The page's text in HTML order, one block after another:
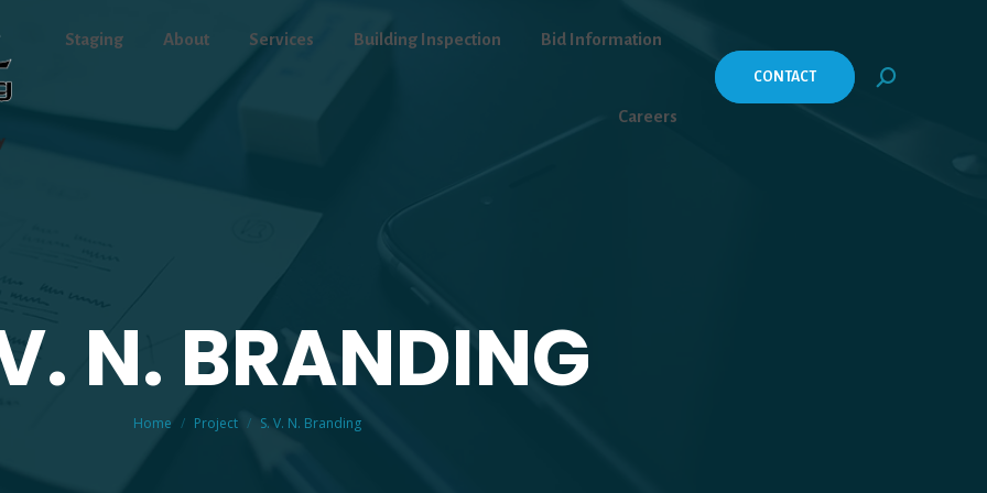
Staging About Services Building Inspection Bid Information
Careers
CONTACT Search:
N. BRANDING
You are here:
Home Project S. V. N. Branding